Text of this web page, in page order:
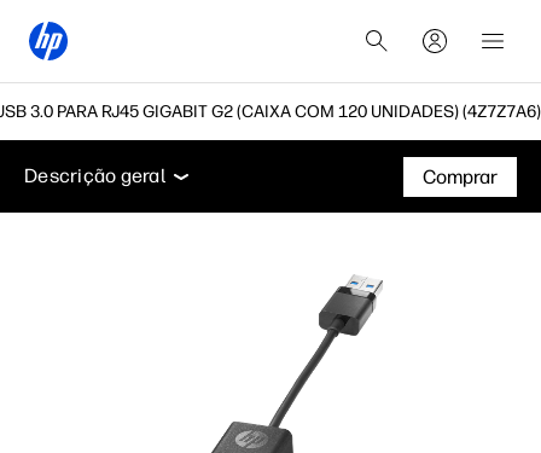
3.0 PARA RJ45 GIGABIT G2 (CAIXA COM 120 UNIDADES) (4Z7Z7A6)
Descrição geral
Suporte
Descrição geral
Comprar